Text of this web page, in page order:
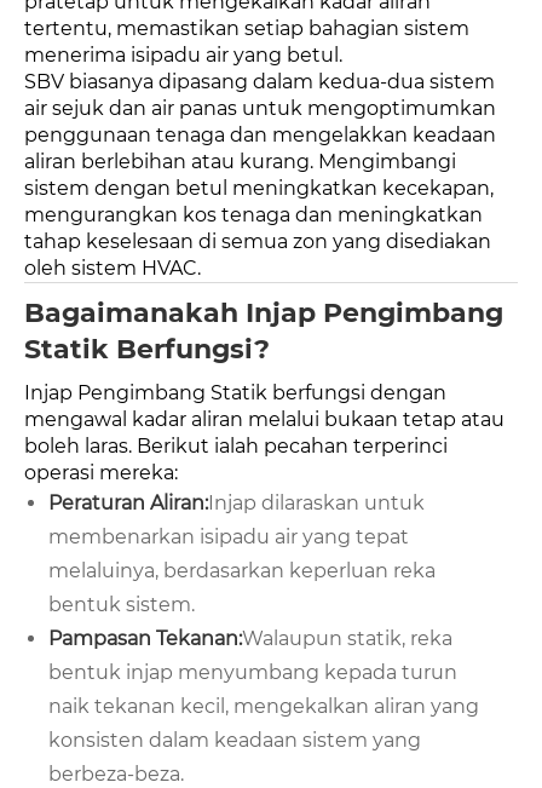
tertentu, memastikan setiap bahagian sistem
menerima isipadu air yang betul.
SBV biasanya dipasang dalam kedua-dua sistem
air sejuk dan air panas untuk mengoptimumkan
penggunaan tenaga dan mengelakkan keadaan
aliran berlebihan atau kurang. Mengimbangi
sistem dengan betul meningkatkan kecekapan,
mengurangkan kos tenaga dan meningkatkan
tahap keselesaan di semua zon yang disediakan
oleh sistem HVAC.
Bagaimanakah Injap Pengimbang
Statik Berfungsi?
Injap Pengimbang Statik berfungsi dengan
mengawal kadar aliran melalui bukaan tetap atau
boleh laras. Berikut ialah pecahan terperinci
operasi mereka:
Peraturan Aliran:Injap dilaraskan untuk
membenarkan isipadu air yang tepat
melaluinya, berdasarkan keperluan reka
bentuk sistem.
Pampasan Tekanan:Walaupun statik, reka
bentuk injap menyumbang kepada turun
naik tekanan kecil, mengekalkan aliran yang
konsisten dalam keadaan sistem yang
berbeza-beza.